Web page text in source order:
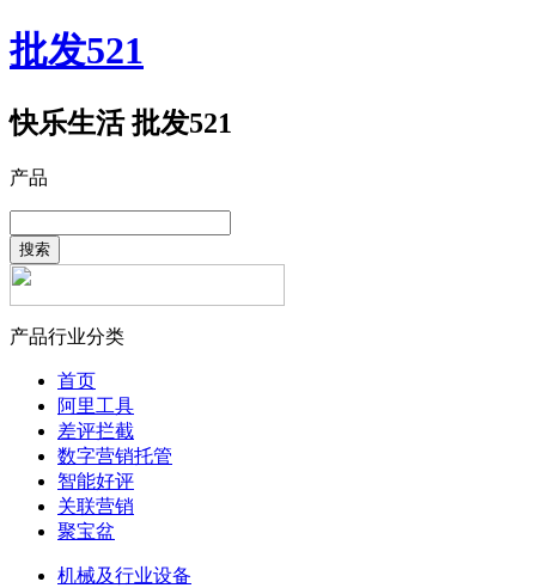
批发521
快乐生活 批发521
产品
搜索
产品行业分类
首页
阿里工具
差评拦截
数字营销托管
智能好评
关联营销
聚宝盆
机械及行业设备